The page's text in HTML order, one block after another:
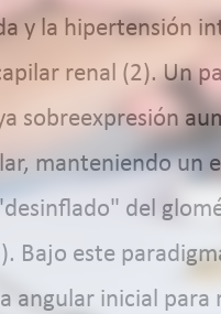
y la hipertensión
renal (2). Un
sobreexpresión
manteniendo un
del
Bajo este
angular inicial